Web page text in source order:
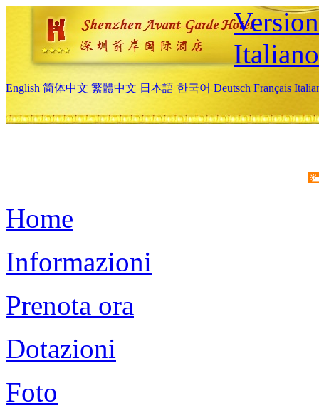
Italiano
English 简体中文 繁體中文 日本語 한국어 Deutsch Français
Home
Informazioni
Prenota ora
Dotazioni
Foto